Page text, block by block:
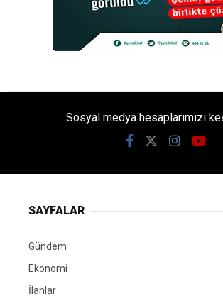
Sosyal medya hesaplarımızı
SAYFALAR
Gündem
Ekonomi
İlanlar